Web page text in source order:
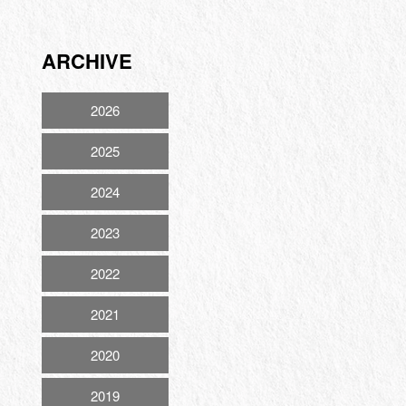
ARCHIVE
2026
2025
2024
2023
2022
2021
2020
2019